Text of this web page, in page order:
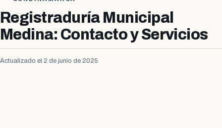
Registraduría Municipal
Medina: Contacto y Servicios
Actualizado el 2 de junio de 2025